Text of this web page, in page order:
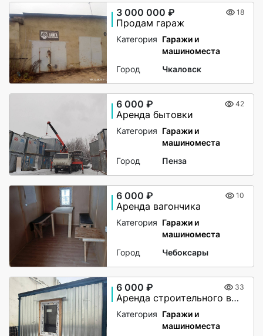
3 000 000 ₽ 18
Продам гараж
Категория Гаражи и
машиноместа
Город
Чкаловск
6 000 ₽ 42
Аренда бытовки
Категория Гаражи и
машиноместа
Город
Пенза
6 000 ₽ 10
Аренда вагончика
Категория Гаражи и
машиноместа
Город
Чебоксары
6 000 ₽ 33
Аренда строительного вагончика
Категория Гаражи и
машиноместа